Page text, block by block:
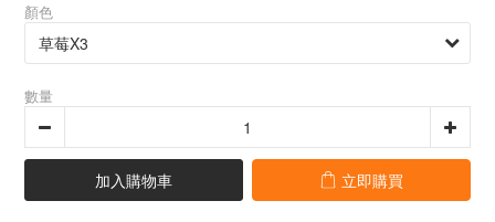
顏色
數量
加入購物車 立即購買